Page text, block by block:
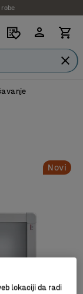
Novi
lokaciji da radi